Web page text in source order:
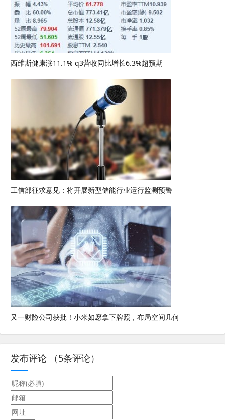
西维斯健康涨11.1% q3营收同比增长6.3%超预期
工信部征求意见：将开展新型储能行业运行监测预警
又一财险公司获批！小米如愿拿下牌照，布局空间几何
发布评论 （5条评论）